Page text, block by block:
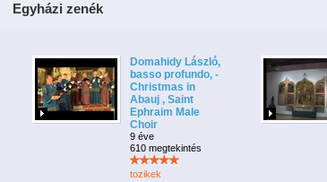
Egyházi zenék
Domahidy László,
basso profundo, -
Christmas in
Abauj , Saint
Ephraim Male
Choir
9 éve
610 megtekintés
tozikek